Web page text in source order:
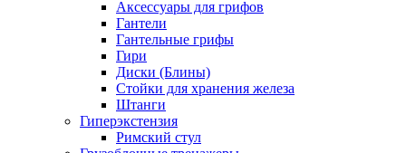
Аксессуары для грифов
Гантели
Гантельные грифы
Гири
Диски (Блины)
Стойки для хранения железа
Штанги
Гиперэкстензия
Римский стул